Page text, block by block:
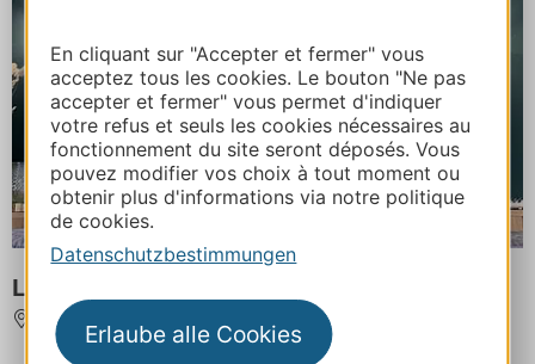
En cliquant sur "Accepter et fermer" vous
acceptez tous les cookies. Le bouton "Ne pas
accepter et fermer" vous permet d'indiquer
votre refus et seuls les cookies nécessaires au
fonctionnement du site seront déposés. Vous
pouvez modifier vos choix à tout moment ou
obtenir plus d'informations via notre politique
de cookies.
Datenschutzbestimmungen
Erlaube alle Cookies
Logis Hôtel Auberge de l'Espinouse
FRAISSE-SUR-AGOUT